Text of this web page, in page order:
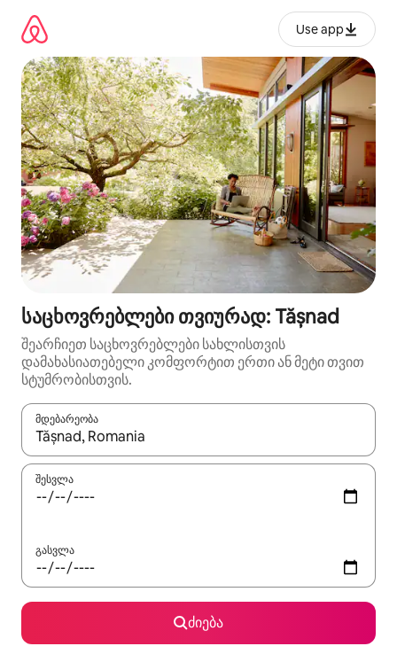
გადასვლა
Use app
საცხოვრებლები თვიურად: Tășnad
შეარჩიეთ საცხოვრებლები სახლისთვის
დამახასიათებელი კომფორტით ერთი ან მეტი თვით
სტუმრობისთვის.
მდებარეობა
როცა შედეგები ხელმისაწვდომი გახდება, ნავიგაციისთვის
შესვლა
გასვლა
ძიება